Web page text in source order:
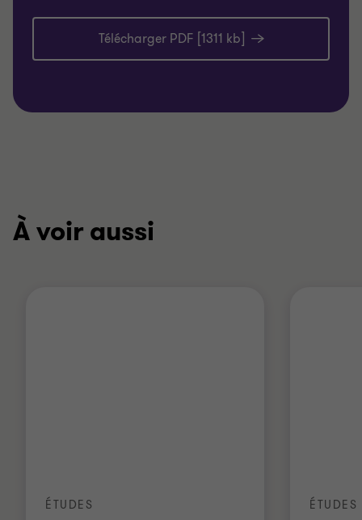
Télécharger PDF [1311 kb]
À voir aussi
ÉTUDES ÉTUDES